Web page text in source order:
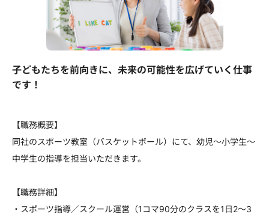
子どもたちを前向きに、未来の可能性を広げていく仕事
です！
【職務概要】
同社のスポーツ教室（バスケットボール）にて、幼児～小学生～
中学生の指導を担当いただきます。
【職務詳細】
・スポーツ指導／スクール運営（1コマ90分のクラスを1日2～3